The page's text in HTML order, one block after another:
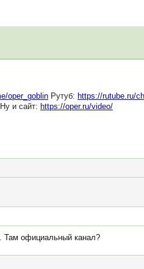
oper_goblin Рутуб: https://rutube.ru/
Ну и сайт: https://oper.ru/video/
Там официальный канал?